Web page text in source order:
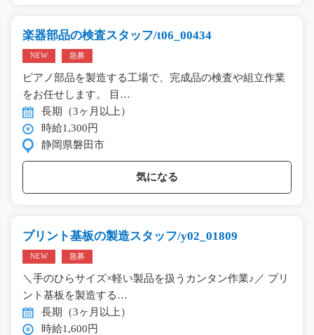
楽器部品の検査スタッフ/t06_00434
NEW 急募
ピアノ部品を製造する工場で、完成品の検査や組立作業
をお任せします。 目…
長期（3ヶ月以上）
時給1,300円
静岡県磐田市
気になる
プリント基板の製造スタッフ/y02_01809
NEW 急募
＼手のひらサイズ×軽い製品を扱うカンタン作業♪／ プリ
ント基板を製造する…
長期（3ヶ月以上）
時給1,600円